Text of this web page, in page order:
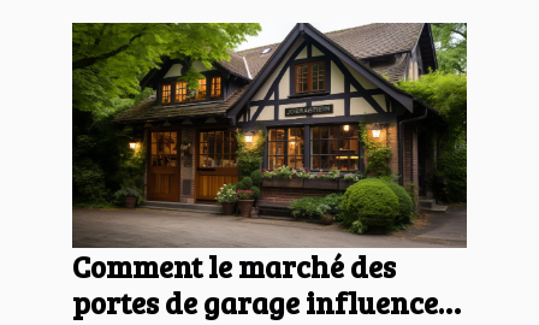
Comment le marché des
portes de garage influence